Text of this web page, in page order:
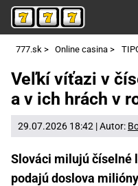
777.sk > Online casina >
Veľkí víťazi v
a v ich hrách v
29.07.2026 18:42 | Autor:
Slováci milujú číselné
podajú doslova